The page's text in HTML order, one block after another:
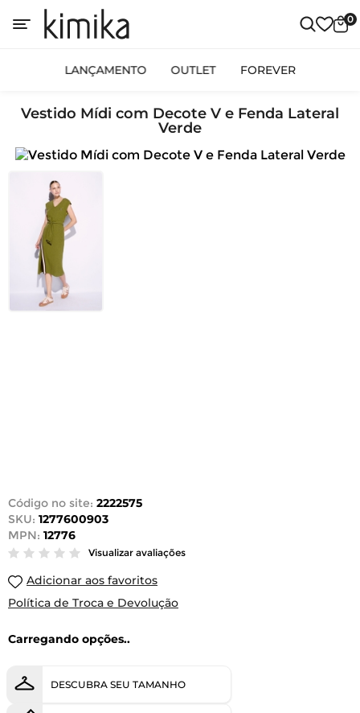
0
LANÇAMENTO OUTLET FOREVER
Vestido Mídi com Decote V e Fenda Lateral
Verde
Código no site: 2222575
SKU: 1277600903
MPN: 12776
Visualizar avaliações
Adicionar aos favoritos
Política de Troca e Devolução
Carregando opções..
DESCUBRA SEU TAMANHO